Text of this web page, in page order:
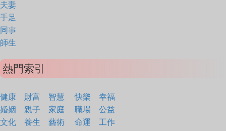
夫妻
手足
同事
師生
熱門索引
健康 財富 智慧 快樂
幸福
婚姻
親子 家庭 職場
公益
文化
養生 藝術 命運
工作